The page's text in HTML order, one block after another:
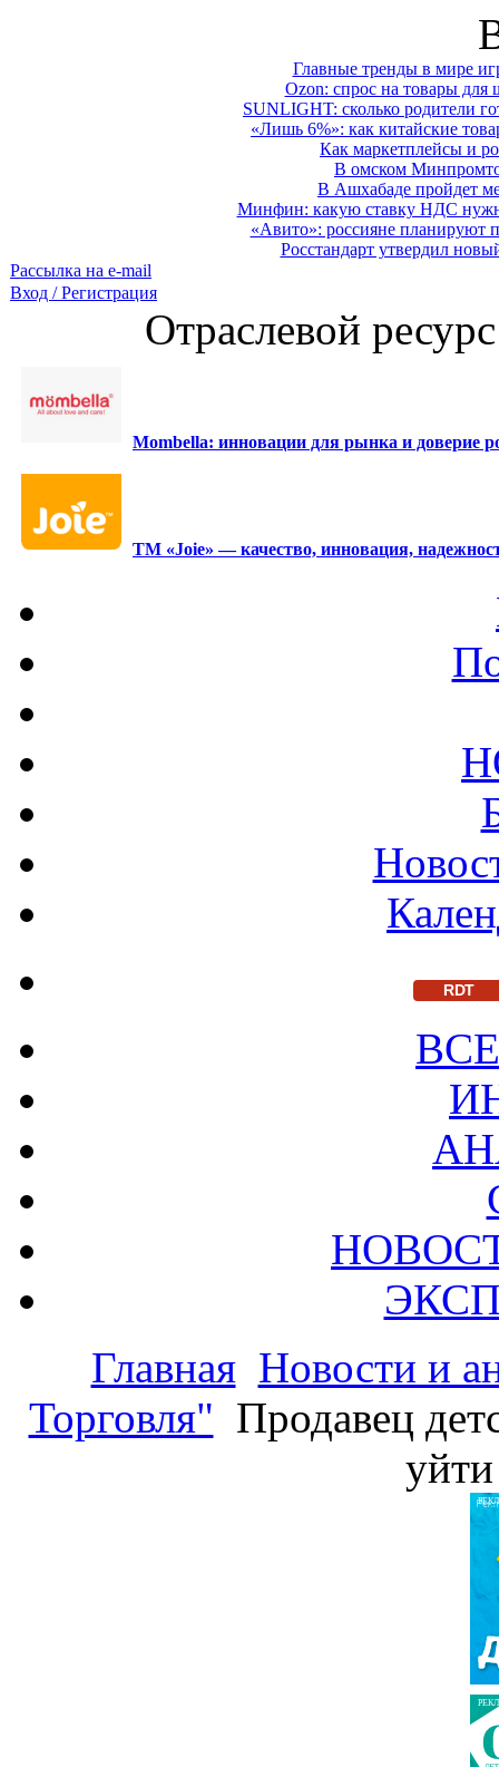
Главные тренды в мире
Ozon: спрос на товары для
SUNLIGHT: сколько родители
«Лишь 6%»: как китайские
Как маркетплейсы и
В омском
В Ашхабаде пройдет
Минфин: какую ставку НДС
«Авито»: россияне планируют
Росстандарт утвердил
Рассылка на e-mail
Вход / Регистрация
Отраслевой
Mombella: инновации для рынка и доверие
ТМ «Joie» — качество, инновация,
RDT
Главная Новости и
Торговля" Продавец